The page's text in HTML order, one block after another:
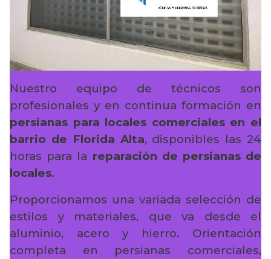
Nuestro equipo de técnicos son
profesionales y en continua formación en
persianas para locales comerciales en el
barrio de Florida Alta, disponibles las 24
horas para la reparación de persianas de
locales.
Proporcionamos una variada selección de
estilos y materiales, que va desde el
aluminio, acero y hierro. Orientación
completa en persianas comerciales,